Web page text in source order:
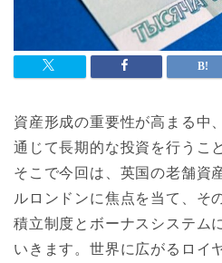
資産形成の重要性が高まる中
通じて長期的な投資を行うこ
そこで今回は、英国の老舗資
ルロンドンに焦点を当て、そ
積立制度とボーナスシステム
いきます。世界に広がるロイ